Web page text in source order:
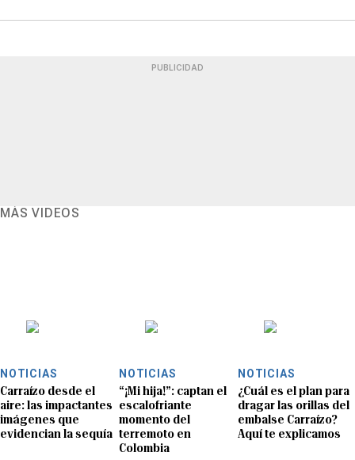
PUBLICIDAD
MÁS VIDEOS
NOTICIAS
Carraízo desde el
aire: las impactantes
imágenes que
evidencian la sequía
NOTICIAS
“¡Mi hija!”: captan el
escalofriante
momento del
terremoto en
Colombia
NOTICIAS
¿Cuál es el plan para
dragar las orillas del
embalse Carraízo?
Aquí te explicamos